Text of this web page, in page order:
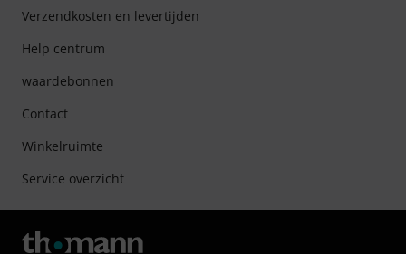
Verzendkosten en levertijden
Help centrum
waardebonnen
Contact
Winkelruimte
Service overzicht